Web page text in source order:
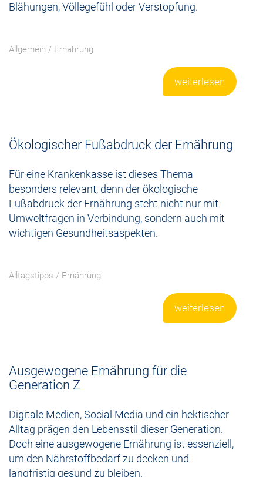
Blähungen, Völlegefühl oder Verstopfung.
Allgemein / Ernährung
weiterlesen
Ökologischer Fußabdruck der Ernährung
Für eine Krankenkasse ist dieses Thema
besonders relevant, denn der ökologische
Fußabdruck der Ernährung steht nicht nur mit
Umweltfragen in Verbindung, sondern auch mit
wichtigen Gesundheitsaspekten.
Alltagstipps / Ernährung
weiterlesen
Ausgewogene Ernährung für die
Generation Z
Digitale Medien, Social Media und ein hektischer
Alltag prägen den Lebensstil dieser Generation.
Doch eine ausgewogene Ernährung ist essenziell,
um den Nährstoffbedarf zu decken und
langfristig gesund zu bleiben.